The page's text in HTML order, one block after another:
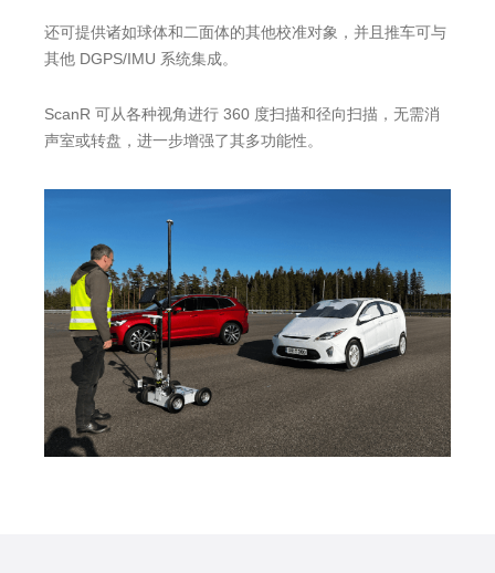
还可提供诸如球体和二面体的其他校准对象，并且推车可与
其他 DGPS/IMU 系统集成。
ScanR 可从各种视角进行 360 度扫描和径向扫描，无需消
声室或转盘，进一步增强了其多功能性。